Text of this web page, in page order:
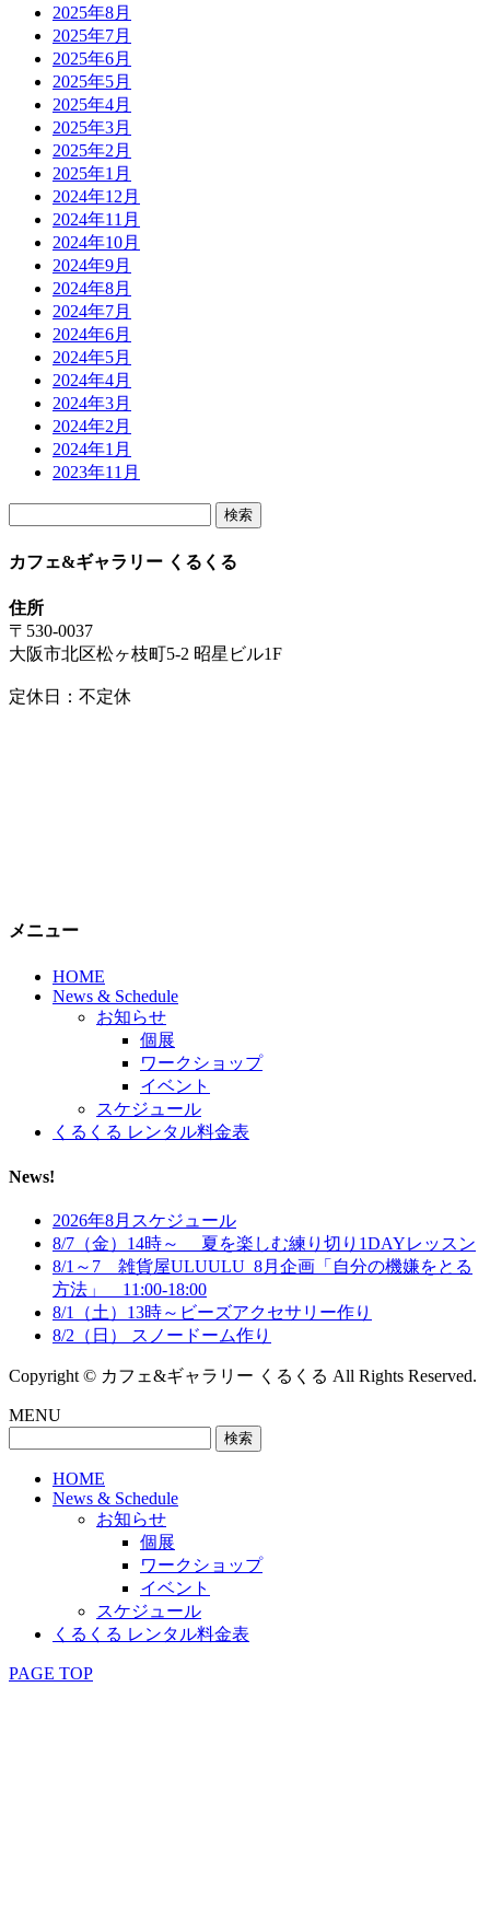
2025年8月
2025年7月
2025年6月
2025年5月
2025年4月
2025年3月
2025年2月
2025年1月
2024年12月
2024年11月
2024年10月
2024年9月
2024年8月
2024年7月
2024年6月
2024年5月
2024年4月
2024年3月
2024年2月
2024年1月
2023年11月
カフェ&ギャラリー くるくる
住所
〒530-0037
大阪市北区松ヶ枝町5-2 昭星ビル1F
定休日：不定休
メニュー
HOME
News & Schedule
お知らせ
個展
ワークショップ
イベント
スケジュール
くるくる レンタル料金表
News!
2026年8月スケジュール
8/7（金）14時～ 夏を楽しむ練り切り1DAYレッスン
8/1～7 雑貨屋ULUULU_8月企画「自分の機嫌をとる
方法」 11:00-18:00
8/1（土）13時～ビーズアクセサリー作り
8/2（日） スノードーム作り
Copyright © カフェ&ギャラリー くるくる All Rights Reserved.
MENU
HOME
News & Schedule
お知らせ
個展
ワークショップ
イベント
スケジュール
くるくる レンタル料金表
PAGE TOP